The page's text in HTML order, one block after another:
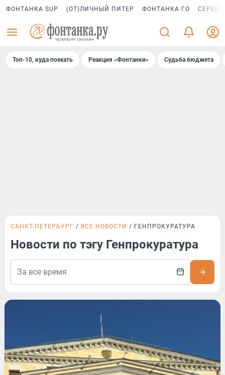
ФОНТАНКА SUP (ОТ)ЛИЧНЫЙ ПИТЕР ФОНТАНКА ГО
Топ-10, куда поехать Реакция «Фонтанки» Судьба бюджета
САНКТ-ПЕТЕРБУРГ ВСЕ НОВОСТИ ГЕНПРОКУРАТУРА
Новости по тэгу Генпрокуратура